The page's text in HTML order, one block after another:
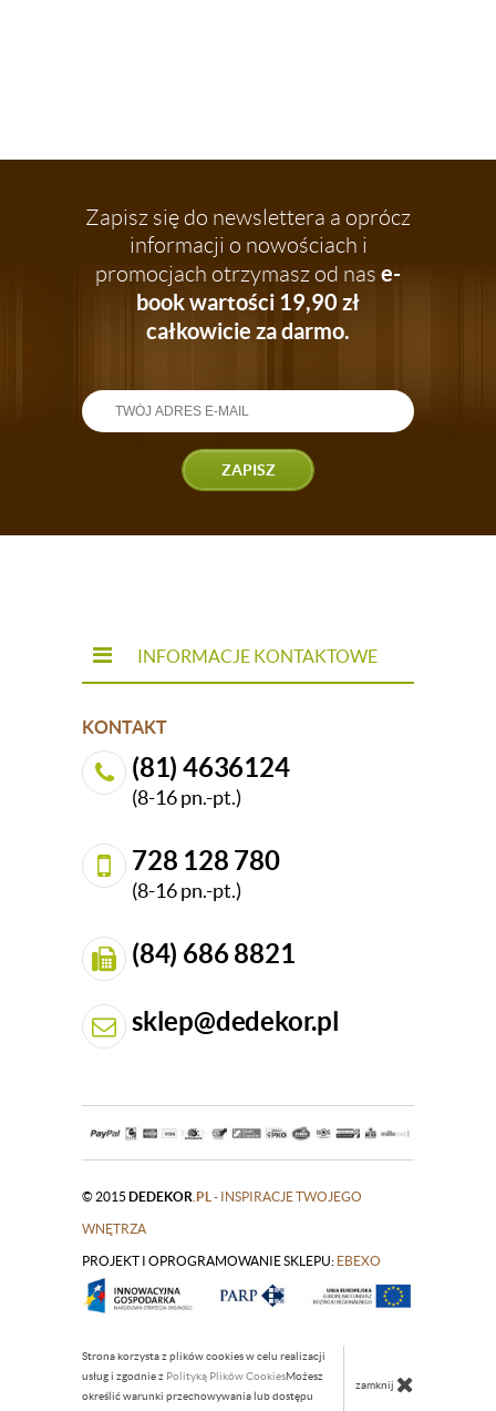
Zapisz się do newslettera a oprócz
informacji o nowościach i
promocjach otrzymasz od nas e-
book wartości 19,90 zł
całkowicie za darmo.
ZAPISZ
INFORMACJE KONTAKTOWE
KONTAKT
(81) 4636124
(8-16 pn.-pt.)
728 128 780
(8-16 pn.-pt.)
(84) 686 8821
sklep@dedekor.pl
© 2015 DEDEKOR .PL - INSPIRACJE TWOJEGO
WNĘTRZA
|
PROJEKT I OPROGRAMOWANIE SKLEPU: EBEXO
Strona korzysta z plików cookies w celu realizacji
usług i zgodnie z Polityką Plików CookiesMożesz
określić warunki przechowywania lub dostępu
zamknij